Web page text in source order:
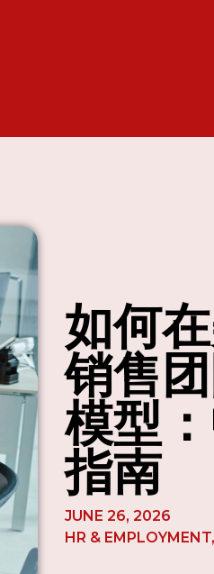
如何
销售
模型
指南
JUNE 26, 2026
HR & EMPLOYMENT,